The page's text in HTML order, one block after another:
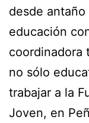
desde
educación
coordinadora
no sólo
trabajar a la
Joven, en